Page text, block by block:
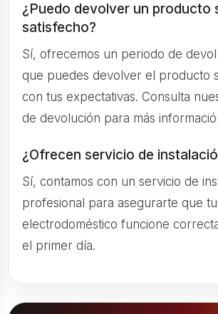
¿Puedo devolver un producto
satisfecho?
Sí, ofrecemos un periodo de
que puedes devolver el producto
con tus expectativas. Consulta
de devolución para más
¿Ofrecen servicio de
Sí, contamos con un servicio de
profesional para asegurarte que
electrodoméstico funcione
el primer día.